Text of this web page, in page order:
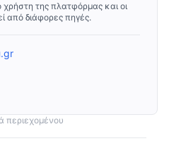
της πλατφόρμας και οι
από διάφορες πηγές.
περιεχομένου